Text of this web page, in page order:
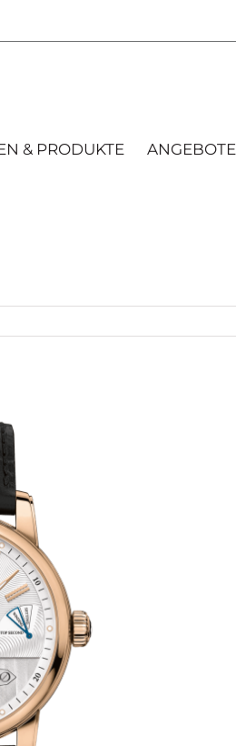
& PRODUKTE ANGEBOTE